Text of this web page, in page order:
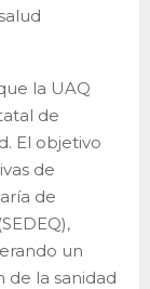
la UAQ
de
El objetivo
de
de
un
la sanidad